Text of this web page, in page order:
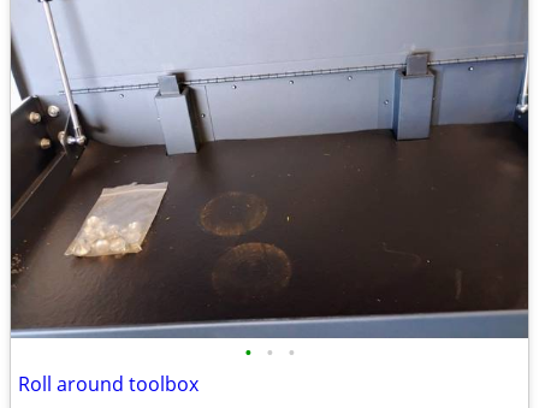
• • •
Roll around toolbox